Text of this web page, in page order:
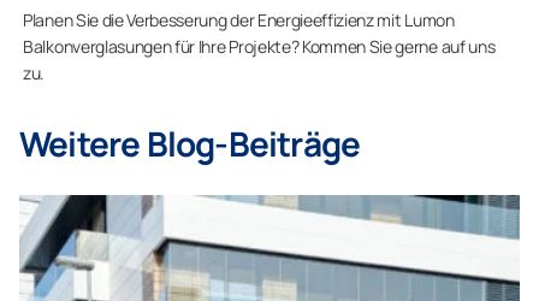
Planen Sie die Verbesserung der Energieeffizienz mit Lumon
Balkonverglasungen für Ihre Projekte? Kommen Sie gerne auf uns
zu.
Weitere Blog-Beiträge